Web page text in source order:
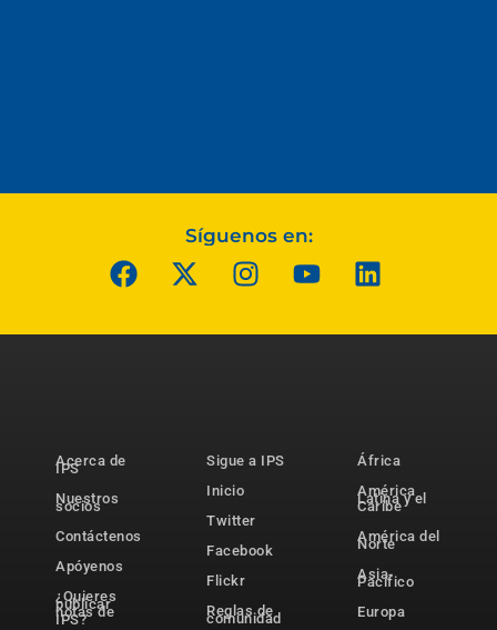
Síguenos en:
Acerca de
IPS
Nuestros
socios
Contáctenos
Apóyenos
¿Quieres
publicar
notas de
IPS?
Sigue a IPS
Inicio
Twitter
Facebook
Flickr
Reglas de
comunidad
África
América
Latina y el
Caribe
América del
Norte
Asia-
Pacífico
Europa